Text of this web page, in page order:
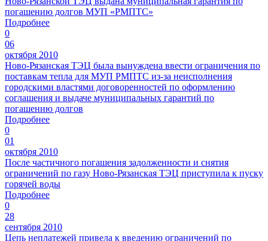
погашению долгов МУП «РМПТС»
Подробнее
0
06
октября 2010
Ново-Рязанская ТЭЦ была вынуждена ввести ограничения по
поставкам тепла для МУП РМПТС из-за неисполнения
городскими властями договоренностей по оформлению
соглашения и выдаче муниципальных гарантий по
погашению долгов
Подробнее
0
01
октября 2010
После частичного погашения задолженности и снятия
ограничений по газу Ново-Рязанская ТЭЦ приступила к пуску
горячей воды
Подробнее
0
28
сентября 2010
Цепь неплатежей привела к введению ограничений по